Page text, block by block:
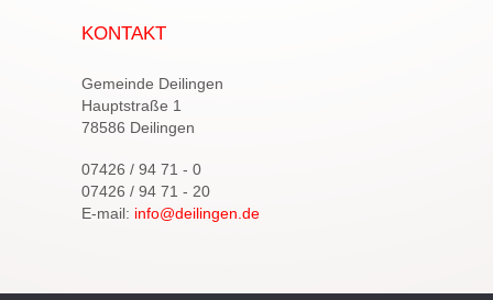
KONTAKT
Gemeinde Deilingen
Hauptstraße 1
78586 Deilingen
07426 / 94 71 - 0
07426 / 94 71 - 20
E-mail: info@deilingen.de